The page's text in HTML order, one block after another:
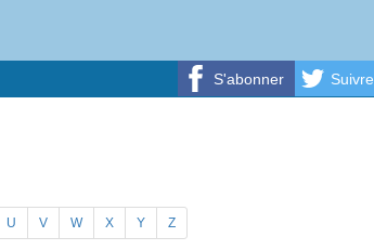
S'abonner Suivre
U V W X Y Z